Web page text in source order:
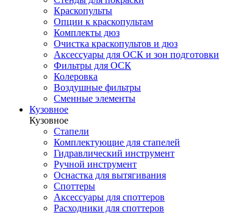
Краскопульты
Опции к краскопультам
Комплекты дюз
Очистка краскопультов и дюз
Аксессуары для ОСК и зон подготовки
Фильтры для ОСК
Колеровка
Воздушные фильтры
Сменные элементы
Кузовное
Кузовное
Стапели
Комплектующие для стапелей
Гидравлический инструмент
Ручной инструмент
Оснастка для вытягивания
Споттеры
Аксессуары для споттеров
Расходники для споттеров